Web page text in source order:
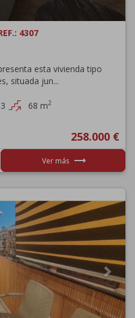
4307
esta vivienda tipo
situada jun...
3 68 m2
258.000 €
Ver más trending_flat
Next